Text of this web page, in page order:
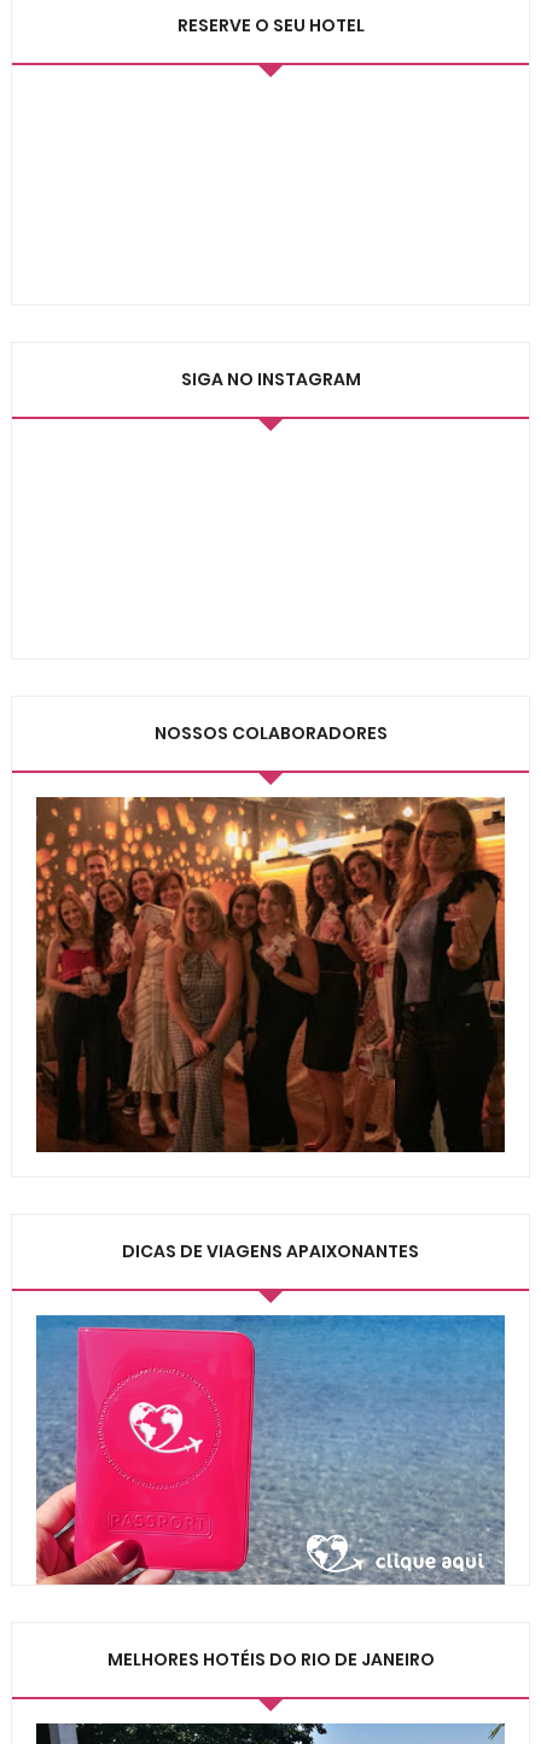
RESERVE O SEU HOTEL
SIGA NO INSTAGRAM
NOSSOS COLABORADORES
DICAS DE VIAGENS APAIXONANTES
MELHORES HOTÉIS DO RIO DE JANEIRO